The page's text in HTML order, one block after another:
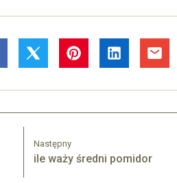
Następny
ile waży średni pomidor